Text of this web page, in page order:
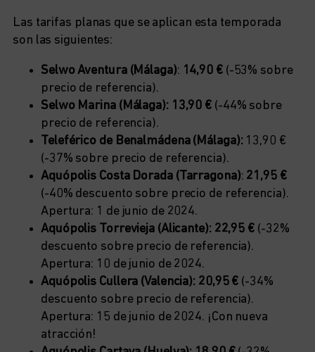
Las tarifas planas que se aplican esta temporada
son las siguientes:
Selwo Aventura (Málaga): 14,90 €(-53% sobre
precio de referencia).
Selwo Marina (Málaga): 13,90 € (-44% sobre
precio de referencia).
Teleférico de Benalmádena (Málaga):13,90 €
(-37% sobre precio de referencia).
Aquópolis Costa Dorada (Tarragona): 21,95 €
(-40% descuento sobre precio de referencia).
Apertura: 1 de junio de 2024.
Aquópolis Torrevieja (Alicante): 22,95 € (-32%
descuento sobre precio de referencia).
Apertura: 10 de junio de 2024.
Aquópolis Cullera (Valencia): 20,95 € (-34%
descuento sobre precio de referencia).
Apertura: 15 de junio de 2024. ¡Con nueva
atracción!